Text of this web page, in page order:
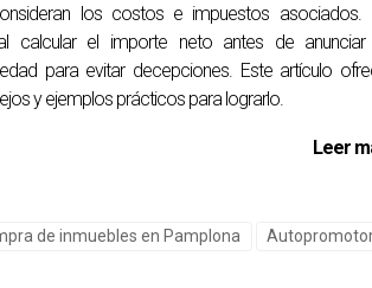
los costos e impuestos asociados.
calcular el importe neto antes de
para evitar decepciones. Este artículo
y ejemplos prácticos para lograrlo.
Leer
de inmuebles en Pamplona